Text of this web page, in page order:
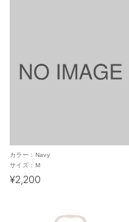
カラー： Navy
サイズ： M
¥2,200